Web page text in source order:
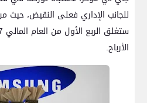
للجانب الإداري فعلى النقيض، حيث
الأرباح.